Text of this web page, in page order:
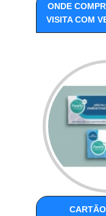
ONDE
VISITA COM